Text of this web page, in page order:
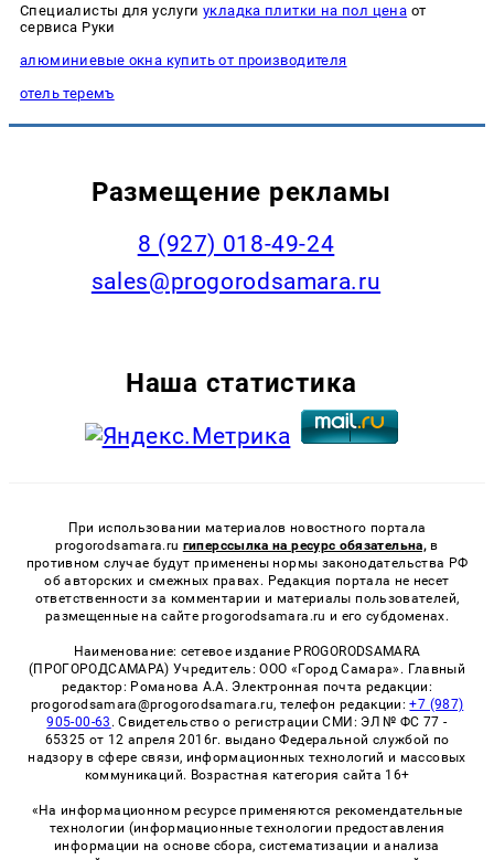
Специалисты для услуги укладка плитки на пол цена от
сервиса Руки
алюминиевые окна купить от производителя
отель теремъ
Размещение рекламы
8 (927) 018-49-24
sales@progorodsamara.ru
Наша статистика
При использовании материалов новостного портала
progorodsamara.ru гиперссылка на ресурс обязательна, в
противном случае будут применены нормы законодательства РФ
об авторских и смежных правах. Редакция портала не несет
ответственности за комментарии и материалы пользователей,
размещенные на сайте progorodsamara.ru и его субдоменах.
Наименование: сетевое издание PROGORODSAMARA
(ПРОГОРОДСАМАРА) Учредитель: ООО «Город Самара». Главный
редактор: Романова А.А. Электронная почта редакции:
progorodsamara@progorodsamara.ru, телефон редакции:+7 (987)
905-00-63 . Свидетельство о регистрации СМИ: ЭЛ № ФС 77 -
65325 от 12 апреля 2016г. выдано Федеральной службой по
надзору в сфере связи, информационных технологий и массовых
коммуникаций. Возрастная категория сайта 16+
«На информационном ресурсе применяются рекомендательные
технологии (информационные технологии предоставления
информации на основе сбора, систематизации и анализа